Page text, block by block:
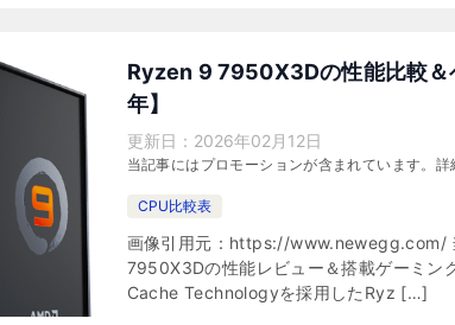
Ryzen 9 7950X3Dの性能比較
年】
更新日： 2026年02月12日
当記事にはプロモーションが含まれています。詳
CPU比較表
画像引用元：https://www.newegg.com/
7950X3Dの性能レビュー＆搭載ゲーミン
Cache Technologyを採用したRyz […]